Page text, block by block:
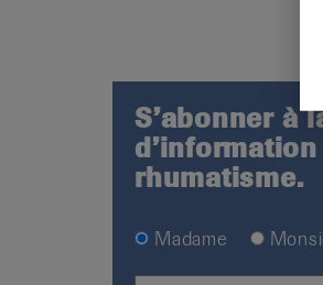
S’abonner à
rhumatisme.
Madame